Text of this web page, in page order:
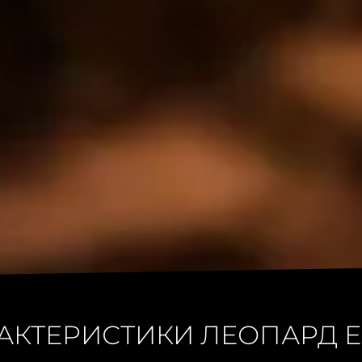
ЛЕОПАРД